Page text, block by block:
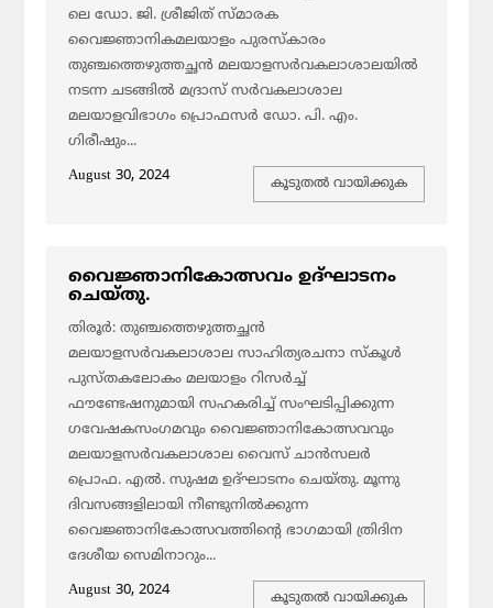
ലെ ഡോ. ജി. ശ്രീജിത് സ്മാരക
വൈജ്ഞാനികമലയാളം പുരസ്കാരം
തുഞ്ചത്തെഴുത്തച്ഛൻ മലയാളസർവകലാശാലയിൽ
നടന്ന ചടങ്ങിൽ മദ്രാസ് സർവകലാശാല
മലയാളവിഭാഗം പ്രൊഫസർ ഡോ. പി. എം.
ഗിരീഷും...
August 30, 2024
കൂടുതല്‍ വായിക്കുക
വൈജ്ഞാനികോത്സവം ഉദ്ഘാടനം
ചെയ്തു.
തിരൂർ: തുഞ്ചത്തെഴുത്തച്ഛൻ
മലയാളസർവകലാശാല സാഹിത്യരചനാ സ്‌കൂൾ
പുസ്‌തകലോകം മലയാളം റിസർച്ച്
ഫൗണ്ടേഷനുമായി സഹകരിച്ച് സംഘടിപ്പിക്കുന്ന
ഗവേഷകസംഗമവും വൈജ്ഞാനികോത്സവവും
മലയാളസർവകലാശാല വൈസ് ചാൻസലർ
പ്രൊഫ. എൽ. സുഷമ ഉദ്ഘാടനം ചെയ്തു. മൂന്നു
ദിവസങ്ങളിലായി നീണ്ടുനിൽക്കുന്ന
വൈജ്ഞാനികോത്സവത്തിന്റെ ഭാഗമായി ത്രിദിന
ദേശീയ സെമിനാറും...
August 30, 2024
കൂടുതല്‍ വായിക്കുക